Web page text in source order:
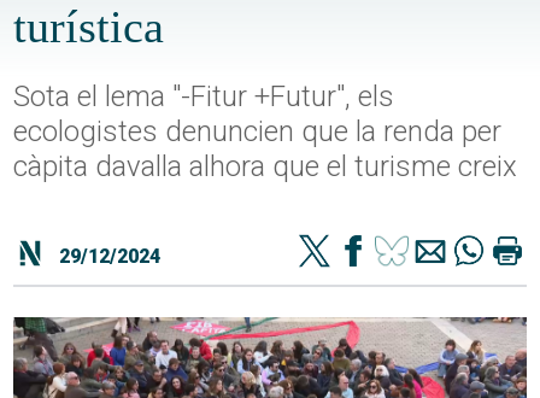
turística
Sota el lema "-Fitur +Futur", els
ecologistes denuncien que la renda per
càpita davalla alhora que el turisme creix
29/12/2024